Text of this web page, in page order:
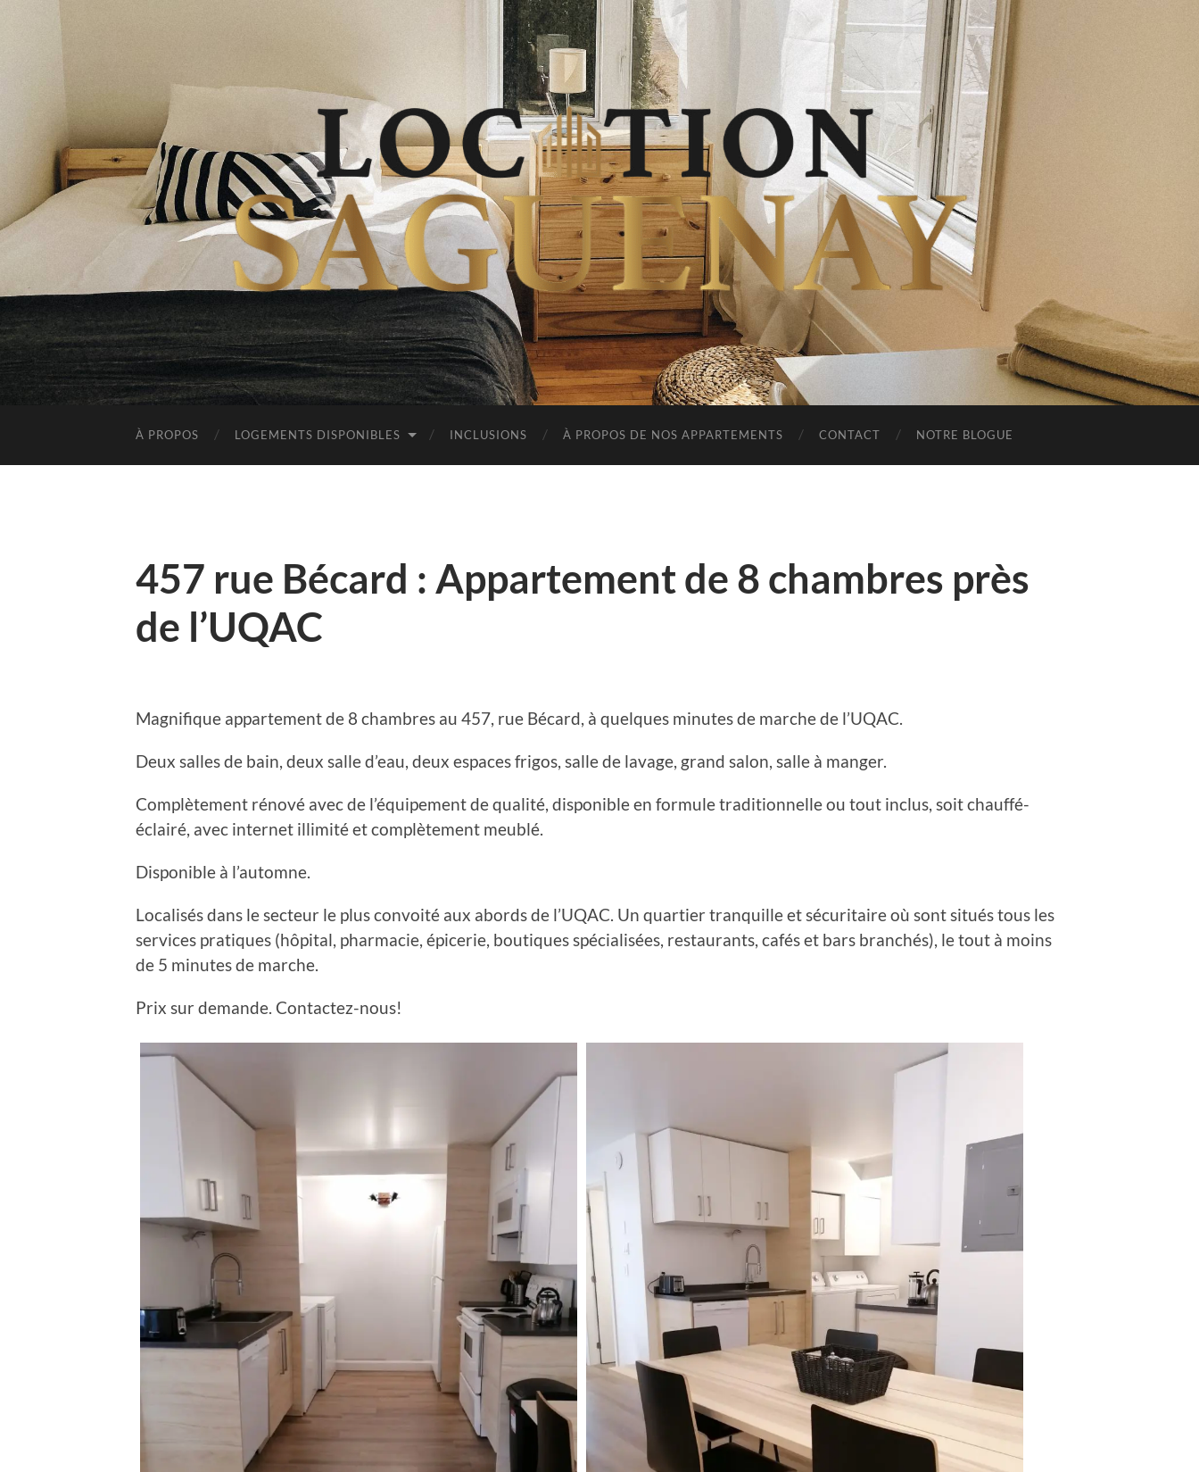
Logements
au
Saguenay
À PROPOS LOGEMENTS DISPONIBLES INCLUSIONS À PROPOS DE NOS APPARTEMENTS CONTACT NOTRE BLOGUE
457 rue Bécard : Appartement de 8 chambres près
de l’UQAC
Magnifique appartement de 8 chambres au 457, rue Bécard, à quelques minutes de marche de l’UQAC.
Deux salles de bain, deux salle d’eau, deux espaces frigos, salle de lavage, grand salon, salle à manger.
Complètement rénové avec de l’équipement de qualité, disponible en formule traditionnelle ou tout inclus, soit chauffé-
éclairé, avec internet illimité et complètement meublé.
Disponible à l’automne.
Localisés dans le secteur le plus convoité aux abords de l’UQAC. Un quartier tranquille et sécuritaire où sont situés tous les
services pratiques (hôpital, pharmacie, épicerie, boutiques spécialisées, restaurants, cafés et bars branchés), le tout à moins
de 5 minutes de marche.
Prix sur demande. Contactez-nous!